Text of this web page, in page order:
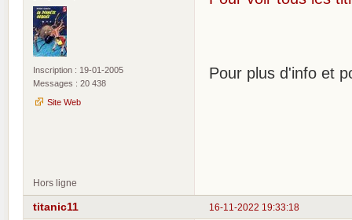
Inscription : 19-01-2005
Messages : 20 438
Site Web
Pour plus d'info et
Hors ligne
16-11-2022 19:33:18
titanic11